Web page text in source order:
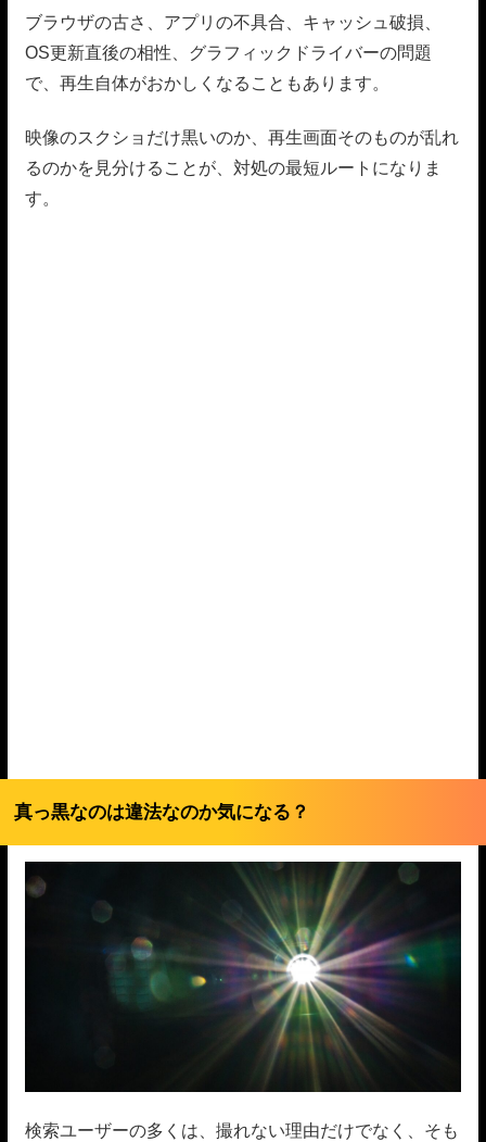
ブラウザの古さ、アプリの不具合、キャッシュ破損、
OS更新直後の相性、グラフィックドライバーの問題
で、再生自体がおかしくなることもあります。
映像のスクショだけ黒いのか、再生画面そのものが乱れ
るのかを見分けることが、対処の最短ルートになりま
す。
真っ黒なのは違法なのか気になる？
検索ユーザーの多くは、撮れない理由だけでなく、そも